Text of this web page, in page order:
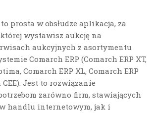
prosta w obsłudze aplikacja, za
wystawisz aukcję na
aukcyjnych z asortymentu
Comarch ERP (Comarch ERP XT,
Comarch ERP XL, Comarch ERP
Jest to rozwiązanie
zarówno firm, stawiających
handlu internetowym, jak i